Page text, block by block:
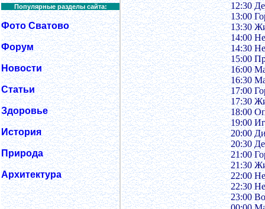
Популярные разделы сайта:
Фото Сватово
Форум
Новости
Статьи
Здоровье
История
Природа
Архитектура
12:30
13:00
13:30
14:00
14:30
15:00
16:00
16:30
17:00
17:30
18:00
19:00
20:00
20:30
21:00
21:30
22:00
22:30
23:00